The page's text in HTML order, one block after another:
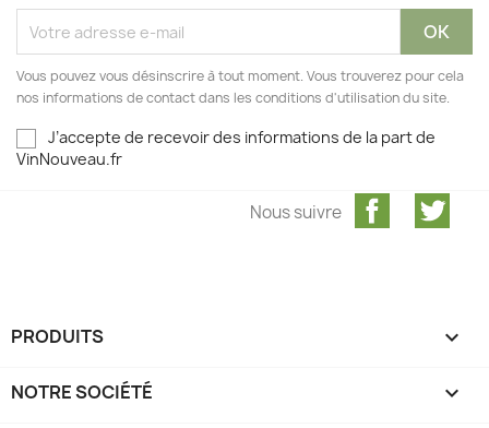
Vous pouvez vous désinscrire à tout moment. Vous trouverez pour cela
nos informations de contact dans les conditions d'utilisation du site.
J’accepte de recevoir des informations de la part de
VinNouveau.fr
Facebook
Nous suivre
PRODUITS 
NOTRE SOCIÉTÉ 